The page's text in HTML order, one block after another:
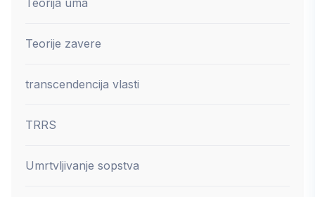
Teorije zavere
transcendencija vlasti
TRRS
Umrtvljivanje sopstva